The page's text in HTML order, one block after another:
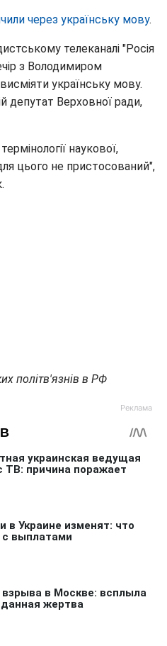
через українську мову.
телеканалі "Росія
з Володимиром
українську мову.
депутат Верховної ради,
наукової,
цього не пристосований",
політв'язнів в РФ